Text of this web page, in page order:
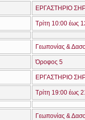
ΕΡΓΑΣΤΗΡΙΟ
Τρίτη 10:00 έως
Γεωπονίας &
Όροφος 5
ΕΡΓΑΣΤΗΡΙΟ
Τρίτη 19:00 έως
Γεωπονίας &